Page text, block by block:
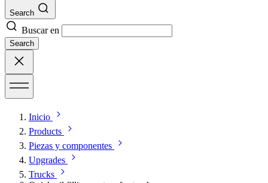
Search
Buscar en
Search
Inicio
Products
Piezas y componentes
Upgrades
Trucks